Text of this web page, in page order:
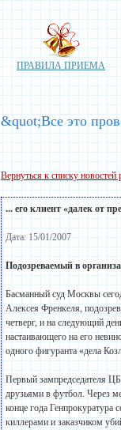
ПРАВИЛА ПРИЕМА
&quot;Все это
Вернуться к списку новостей
... его клиент «далек от
Дата: 15/01/2007
Подозреваемый в
Басманный суд Москвы
Алексея Френкеля,
четверг, и на следующий
настаивающего на его
одного фигуранта «дела
Первый зампредседателя
друзьями в футбол. Через
конце года
киллерами и заказчиком